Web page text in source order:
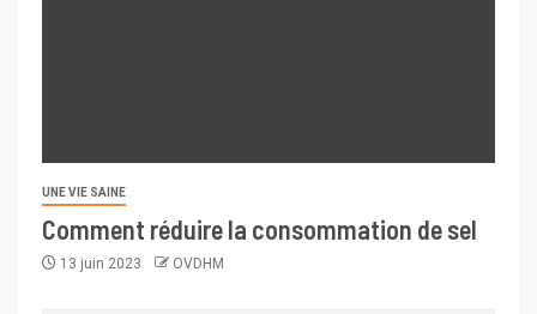
UNE VIE SAINE
Comment réduire la consommation de sel
13 juin 2023 OVDHM